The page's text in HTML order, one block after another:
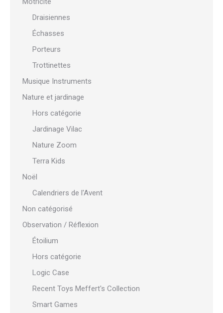
Draisiennes
Échasses
Porteurs
Trottinettes
Musique Instruments
Nature et jardinage
Hors catégorie
Jardinage Vilac
Nature Zoom
Terra Kids
Noël
Calendriers de l'Avent
Non catégorisé
Observation / Réflexion
Étoilium
Hors catégorie
Logic Case
Recent Toys Meffert's Collection
Smart Games